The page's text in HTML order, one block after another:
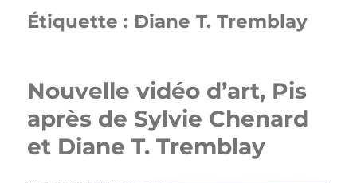
Étiquette : Diane T. Tremblay
Nouvelle vidéo d’art, Pis
après de Sylvie Chenard
et Diane T. Tremblay